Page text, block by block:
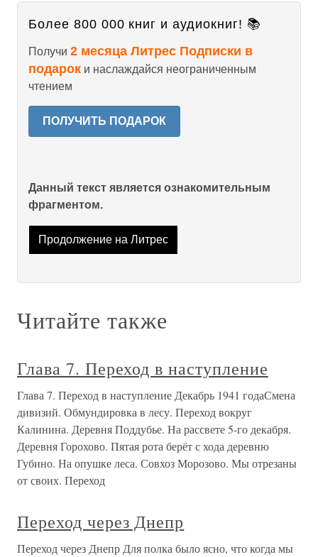
Более 800 000 книг и аудиокниг! 📚
Получи 2 месяца Литрес Подписки в
подарок и наслаждайся неограниченным
чтением
ПОЛУЧИТЬ ПОДАРОК
Данный текст является ознакомительным
фрагментом.
Продолжение на Литрес
Читайте также
Глава 7. Переход в наступление
Глава 7. Переход в наступление Декабрь 1941 годаСмена
дивизий. Обмундировка в лесу. Переход вокруг
Калинина. Деревня Поддубье. На рассвете 5-го декабря.
Деревня Горохово. Пятая рота берёт с хода деревню
Губино. На опушке леса. Совхоз Морозово. Мы отрезаны
от своих. Переход
Переход через Днепр
Переход через Днепр Для полка было ясно, что когда мы